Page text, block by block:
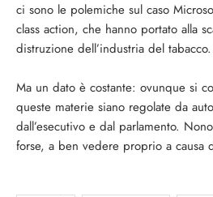
ci sono le polemiche sul caso
class action, che hanno portato alla
distruzione dell’industria del tabacco.
Ma un dato è costante: ovunque si
queste materie siano regolate da
dall’esecutivo e dal parlamento.
forse, a ben vedere proprio a causa